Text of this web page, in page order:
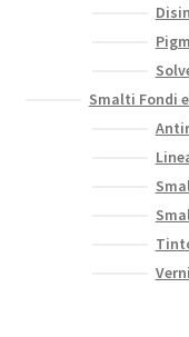
Smalti Fondi